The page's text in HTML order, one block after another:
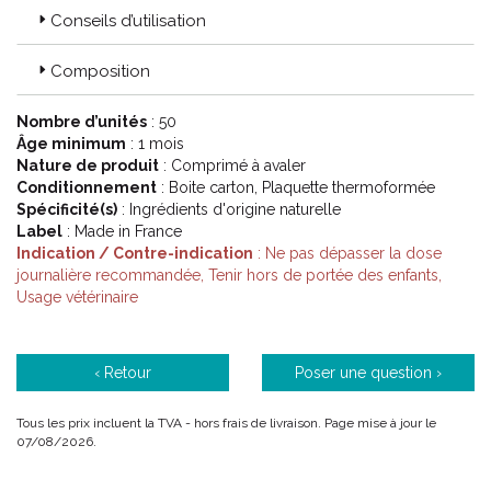
Efficacité démontrée des composants.
Laboratoire Français.
6 familles de produits :
Antiparasitaires externes.
Purges.
Traitement de l' habitat.
Compléments alimentaires.
Antistress et mal des transports.
Cosmétiques et soins.
Code ACL : 8093716
Conseils d’utilisation
Composition
Nombre d’unités : 50
Âge minimum : 1 mois
Nature de produit : Comprimé à avaler
Conditionnement : Boite carton, Plaquette thermoformée
Spécificité(s) : Ingrédients d'origine naturelle
Label : Made in France
Indication / Contre-indication : Ne pas dépasser la dose
journalière recommandée, Tenir hors de portée des enfants,
Usage vétérinaire
‹ Retour Poser une question ›
Tous les prix incluent la TVA - hors frais de livraison. Page mise à jour le
07/08/2026.